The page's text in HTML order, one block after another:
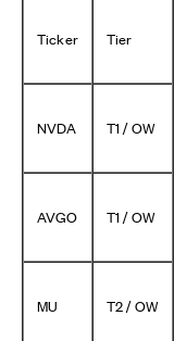
Ticker Tier
NVDA T1 / OW
AVGO T1 / OW
MU T2 / OW